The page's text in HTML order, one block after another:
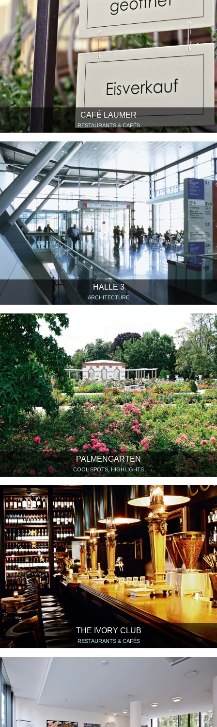
CAFÉ LAUMER
RESTAURANTS & CAFÉS
HALLE 3
ARCHITECTURE
PALMENGARTEN
COOL SPOTS, HIGHLIGHTS
THE IVORY CLUB
RESTAURANTS & CAFÉS